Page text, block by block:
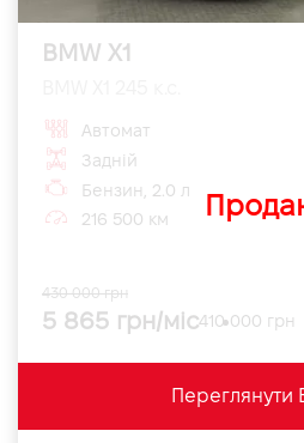
BMW X1
Автомат
Задній
Бензин, 2.0 л
216 500 км
5 865 грн/міс410 000 грн
430 000 грн
Переглянути